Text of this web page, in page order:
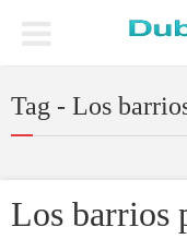
Tag - Los
Los barrios